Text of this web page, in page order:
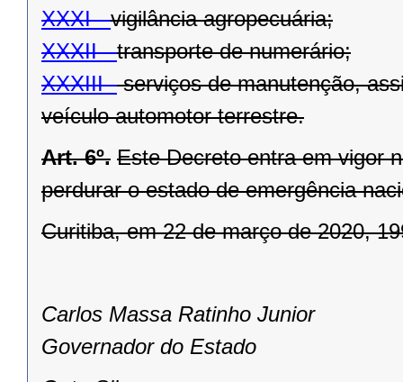
XXXI -vigilância agropecuária;
XXXII -transporte de numerário;
XXXIII -serviços de manutenção,
veículo automotor terrestre.
Art. 6º. Este Decreto entra em vigor
perdurar o estado de emergência
Curitiba, em 22 de março de 2020,
Carlos Massa Ratinho Junior
Governador do Estado